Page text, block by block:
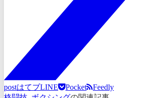
postはてブLINE Pocket
Feedly